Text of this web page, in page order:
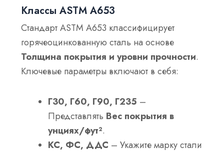
Классы ASTM A653
Стандарт ASTM A653 классифицирует
горячеоцинкованную сталь на основе
Толщина покрытия и уровни прочности.
Ключевые параметры включают в себя:
Г30, Г60, Г90, Г235 –
Представлять Вес покрытия в
унциях/фут².
КС, ФС, ДДС – Укажите марку стали